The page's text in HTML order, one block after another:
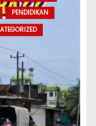
PENDIDIKAN